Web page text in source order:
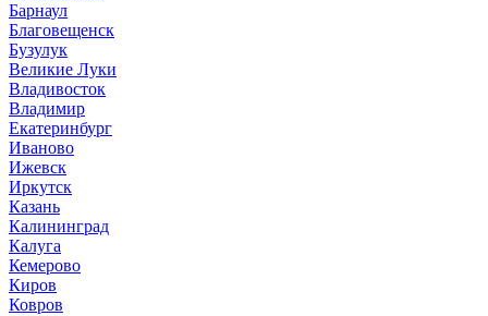
Барнаул
Благовещенск
Бузулук
Великие Луки
Владивосток
Владимир
Екатеринбург
Иваново
Ижевск
Иркутск
Казань
Калининград
Калуга
Кемерово
Киров
Ковров